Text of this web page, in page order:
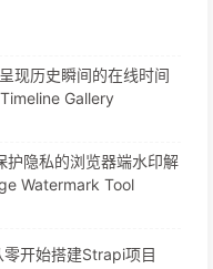
现历史瞬间的在线时间
Gallery
护隐私的浏览器端水印解
Watermark Tool
开始搭建Strapi项目